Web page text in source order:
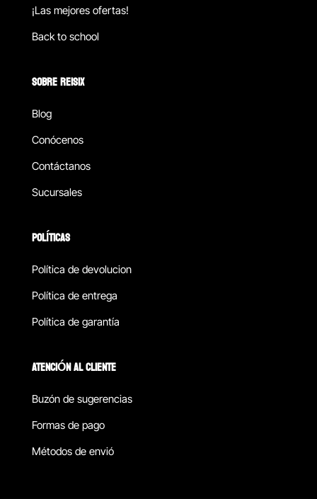
¡Las mejores ofertas!
Back to school
SOBRE REISIX
Blog
Conócenos
Contáctanos
Sucursales
POLÍTICAS
Política de devolucion
Política de entrega
Política de garantía
ATENCIÓN AL CLIENTE
Buzón de sugerencias
Formas de pago
Métodos de envió